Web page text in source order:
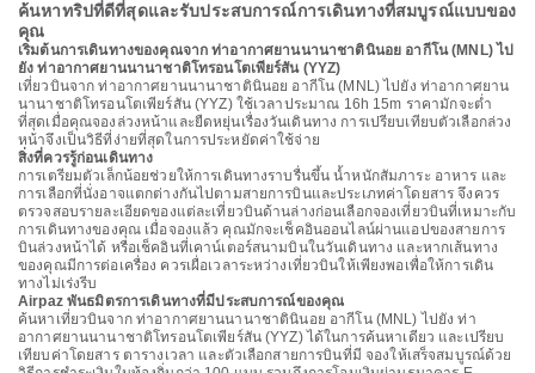
ค้นหาทริปที่ดีที่สุดและรับประสบการณ์การเดินทางที่สมบูรณ์แบบของ
คุณ
เริ่มต้นการเดินทางของคุณจาก ท่าอากาศยานนานาชาตินินอย อากีโน (MNL) ไป
ยัง ท่าอากาศยานนานาชาติโทรอนโตเพียร์สัน (YYZ)
เที่ยวบินจาก ท่าอากาศยานนานาชาตินินอย อากีโน (MNL) ไปยัง ท่าอากาศยาน
นานาชาติโทรอนโตเพียร์สัน (YYZ) ใช้เวลาประมาณ 16h 15m ราคามักจะต่ำ
ที่สุดเมื่อคุณจองล่วงหน้าและยืดหยุ่นเรื่องวันเดินทาง การเปรียบเทียบตัวเลือกล่วง
หน้าจึงเป็นวิธีที่ง่ายที่สุดในการประหยัดค่าใช้จ่าย
สิ่งที่ควรรู้ก่อนเดินทาง
การเตรียมตัวเล็กน้อยช่วยให้การเดินทางราบรื่นขึ้น น้ำหนักสัมภาระ อาหาร และ
การเลือกที่นั่งอาจแตกต่างกันไปตามสายการบินและประเภทค่าโดยสาร จึงควร
ตรวจสอบรายละเอียดของแต่ละเที่ยวบินด้านล่างก่อนเลือกจองเที่ยวบินที่เหมาะกับ
การเดินทางของคุณ เมื่อจองแล้ว คุณมักจะเช็คอินออนไลน์ผ่านแอปของสายการ
บินล่วงหน้าได้ หรือเช็คอินที่เคาน์เตอร์สนามบินในวันเดินทาง และหากเส้นทาง
ของคุณมีการต่อเครื่อง ควรเผื่อเวลาระหว่างเที่ยวบินให้เพียงพอเพื่อให้การเดิน
ทางไม่เร่งรีบ
Airpaz พันธมิตรการเดินทางที่มีประสบการณ์ของคุณ
ค้นหาเที่ยวบินจาก ท่าอากาศยานนานาชาตินินอย อากีโน (MNL) ไปยัง ท่า
อากาศยานนานาชาติโทรอนโตเพียร์สัน (YYZ) ได้ในการค้นหาเดียว และเปรียบ
เทียบค่าโดยสาร ตารางเวลา และตัวเลือกสายการบินที่มี จองให้เสร็จสมบูรณ์ด้วย